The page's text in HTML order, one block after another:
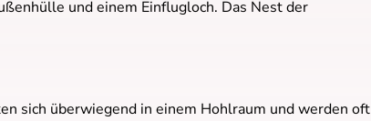
und einem Einflugloch. Das Nest der
sich überwiegend in einem Hohlraum und werden oft